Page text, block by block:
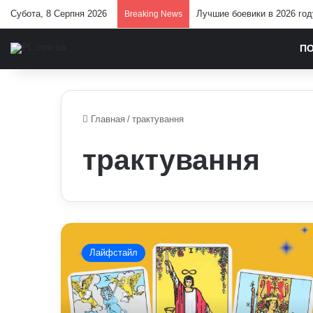
Субота, 8 Серпня 2026 Breaking News Лучшие боевики в 2026
Главная / трактування
трактування
Карта
яке
має
значення
Лайфстайл